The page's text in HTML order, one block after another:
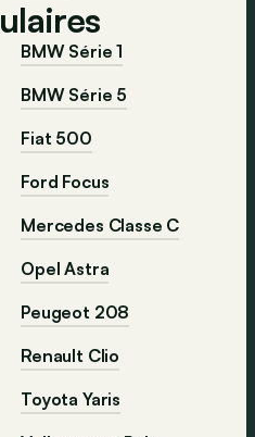
BMW Série 1
BMW Série 5
Fiat 500
Ford Focus
Mercedes Classe C
Opel Astra
Peugeot 208
Renault Clio
Toyota Yaris